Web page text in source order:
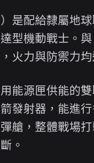
是配給隸屬地
型機動戰士。
火力與防禦力
能源匣供能的
發射器，能進
艙，整體戰場
。